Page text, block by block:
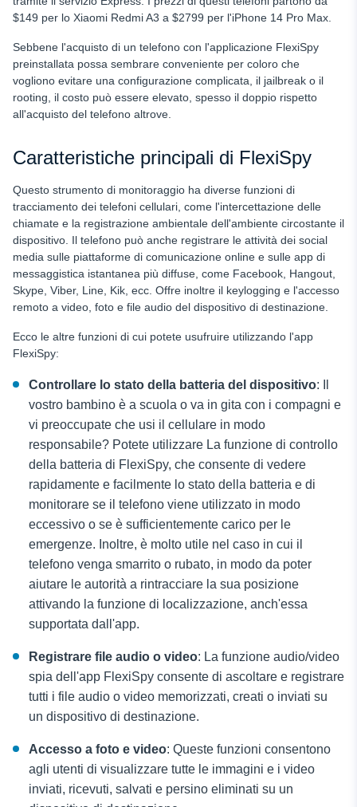
$149 per lo Xiaomi Redmi A3 a $2799 per l'iPhone 14 Pro Max.
Sebbene l'acquisto di un telefono con l'applicazione FlexiSpy
preinstallata possa sembrare conveniente per coloro che
vogliono evitare una configurazione complicata, il jailbreak o il
rooting, il costo può essere elevato, spesso il doppio rispetto
all'acquisto del telefono altrove.
Caratteristiche principali di FlexiSpy
Questo strumento di monitoraggio ha diverse funzioni di
tracciamento dei telefoni cellulari, come l'intercettazione delle
chiamate e la registrazione ambientale dell'ambiente circostante il
dispositivo. Il telefono può anche registrare le attività dei social
media sulle piattaforme di comunicazione online e sulle app di
messaggistica istantanea più diffuse, come Facebook, Hangout,
Skype, Viber, Line, Kik, ecc. Offre inoltre il keylogging e l'accesso
remoto a video, foto e file audio del dispositivo di destinazione.
Ecco le altre funzioni di cui potete usufruire utilizzando l'app
FlexiSpy:
Controllare lo stato della batteria del dispositivo: Il
vostro bambino è a scuola o va in gita con i compagni e
vi preoccupate che usi il cellulare in modo
responsabile? Potete utilizzare La funzione di controllo
della batteria di FlexiSpy, che consente di vedere
rapidamente e facilmente lo stato della batteria e di
monitorare se il telefono viene utilizzato in modo
eccessivo o se è sufficientemente carico per le
emergenze. Inoltre, è molto utile nel caso in cui il
telefono venga smarrito o rubato, in modo da poter
aiutare le autorità a rintracciare la sua posizione
attivando la funzione di localizzazione, anch'essa
supportata dall'app.
Registrare file audio o video: La funzione audio/video
spia dell'app FlexiSpy consente di ascoltare e registrare
tutti i file audio o video memorizzati, creati o inviati su
un dispositivo di destinazione.
Accesso a foto e video: Queste funzioni consentono
agli utenti di visualizzare tutte le immagini e i video
inviati, ricevuti, salvati e persino eliminati su un